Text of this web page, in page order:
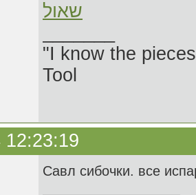
שאול
"I know the
Tool
12:23:19
Савл сибочки. все